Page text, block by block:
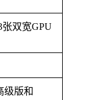
双宽GPU
级版和